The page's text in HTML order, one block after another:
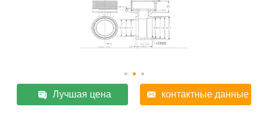
Лучшая цена контактные данные